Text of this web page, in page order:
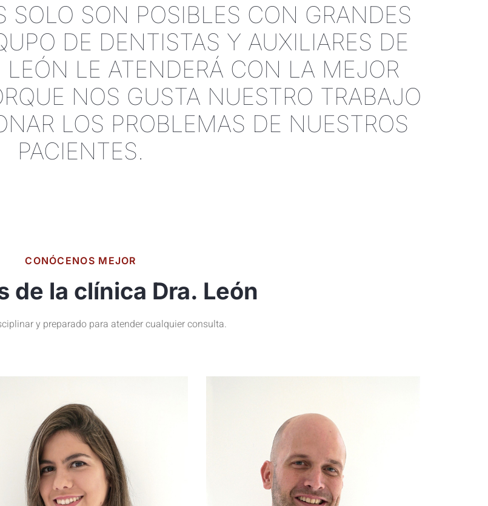
SOLO SON POSIBLES CON GRANDES
DE DENTISTAS Y AUXILIARES DE
LE ATENDERÁ CON LA MEJOR
NOS GUSTA NUESTRO TRABAJO
LOS PROBLEMAS DE NUESTROS
PACIENTES.
CONÓCENOS MEJOR
de la clínica Dra. León
y preparado para atender cualquier consulta.